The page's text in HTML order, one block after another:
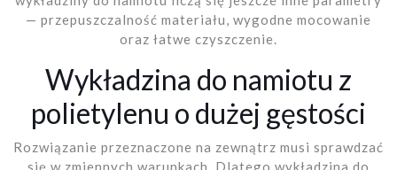
— przepuszczalność materiału, wygodne mocowanie
oraz łatwe czyszczenie.
Wykładzina do namiotu z
polietylenu o dużej gęstości
Rozwiązanie przeznaczone na zewnątrz musi sprawdzać
się w zmiennych warunkach. Dlatego wykładzina do